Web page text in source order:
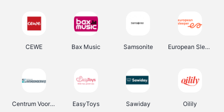
CEWE Bax Music Samsonite European Sleeper
Centrum Voor Avondonderwijs EasyToys Sawiday Oilily